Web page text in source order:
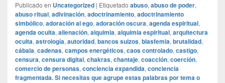
Publicado en Uncategorized | Etiquetado abuso, abuso de poder,
abuso ritual, adivinación, adoctrinamiento, adoctrinamiento
simbólico, adoración al ego, adoración oscura, agenda espiritual,
agenda oculta, alienación, alquimia, alquimia espiritual, arquitectura
oculta, astrología, autoridad, bancos suizos, blasfemia, brutalidad,
cábala, cadenas, campos energéticos, caos controlado, castigo,
censura, censura digital, chakras, chantaje, coacción, coerción,
comercio de personas, conciencia expandida, conciencia
fragmentada. Si necesitas que agrupe estas palabras por tema o